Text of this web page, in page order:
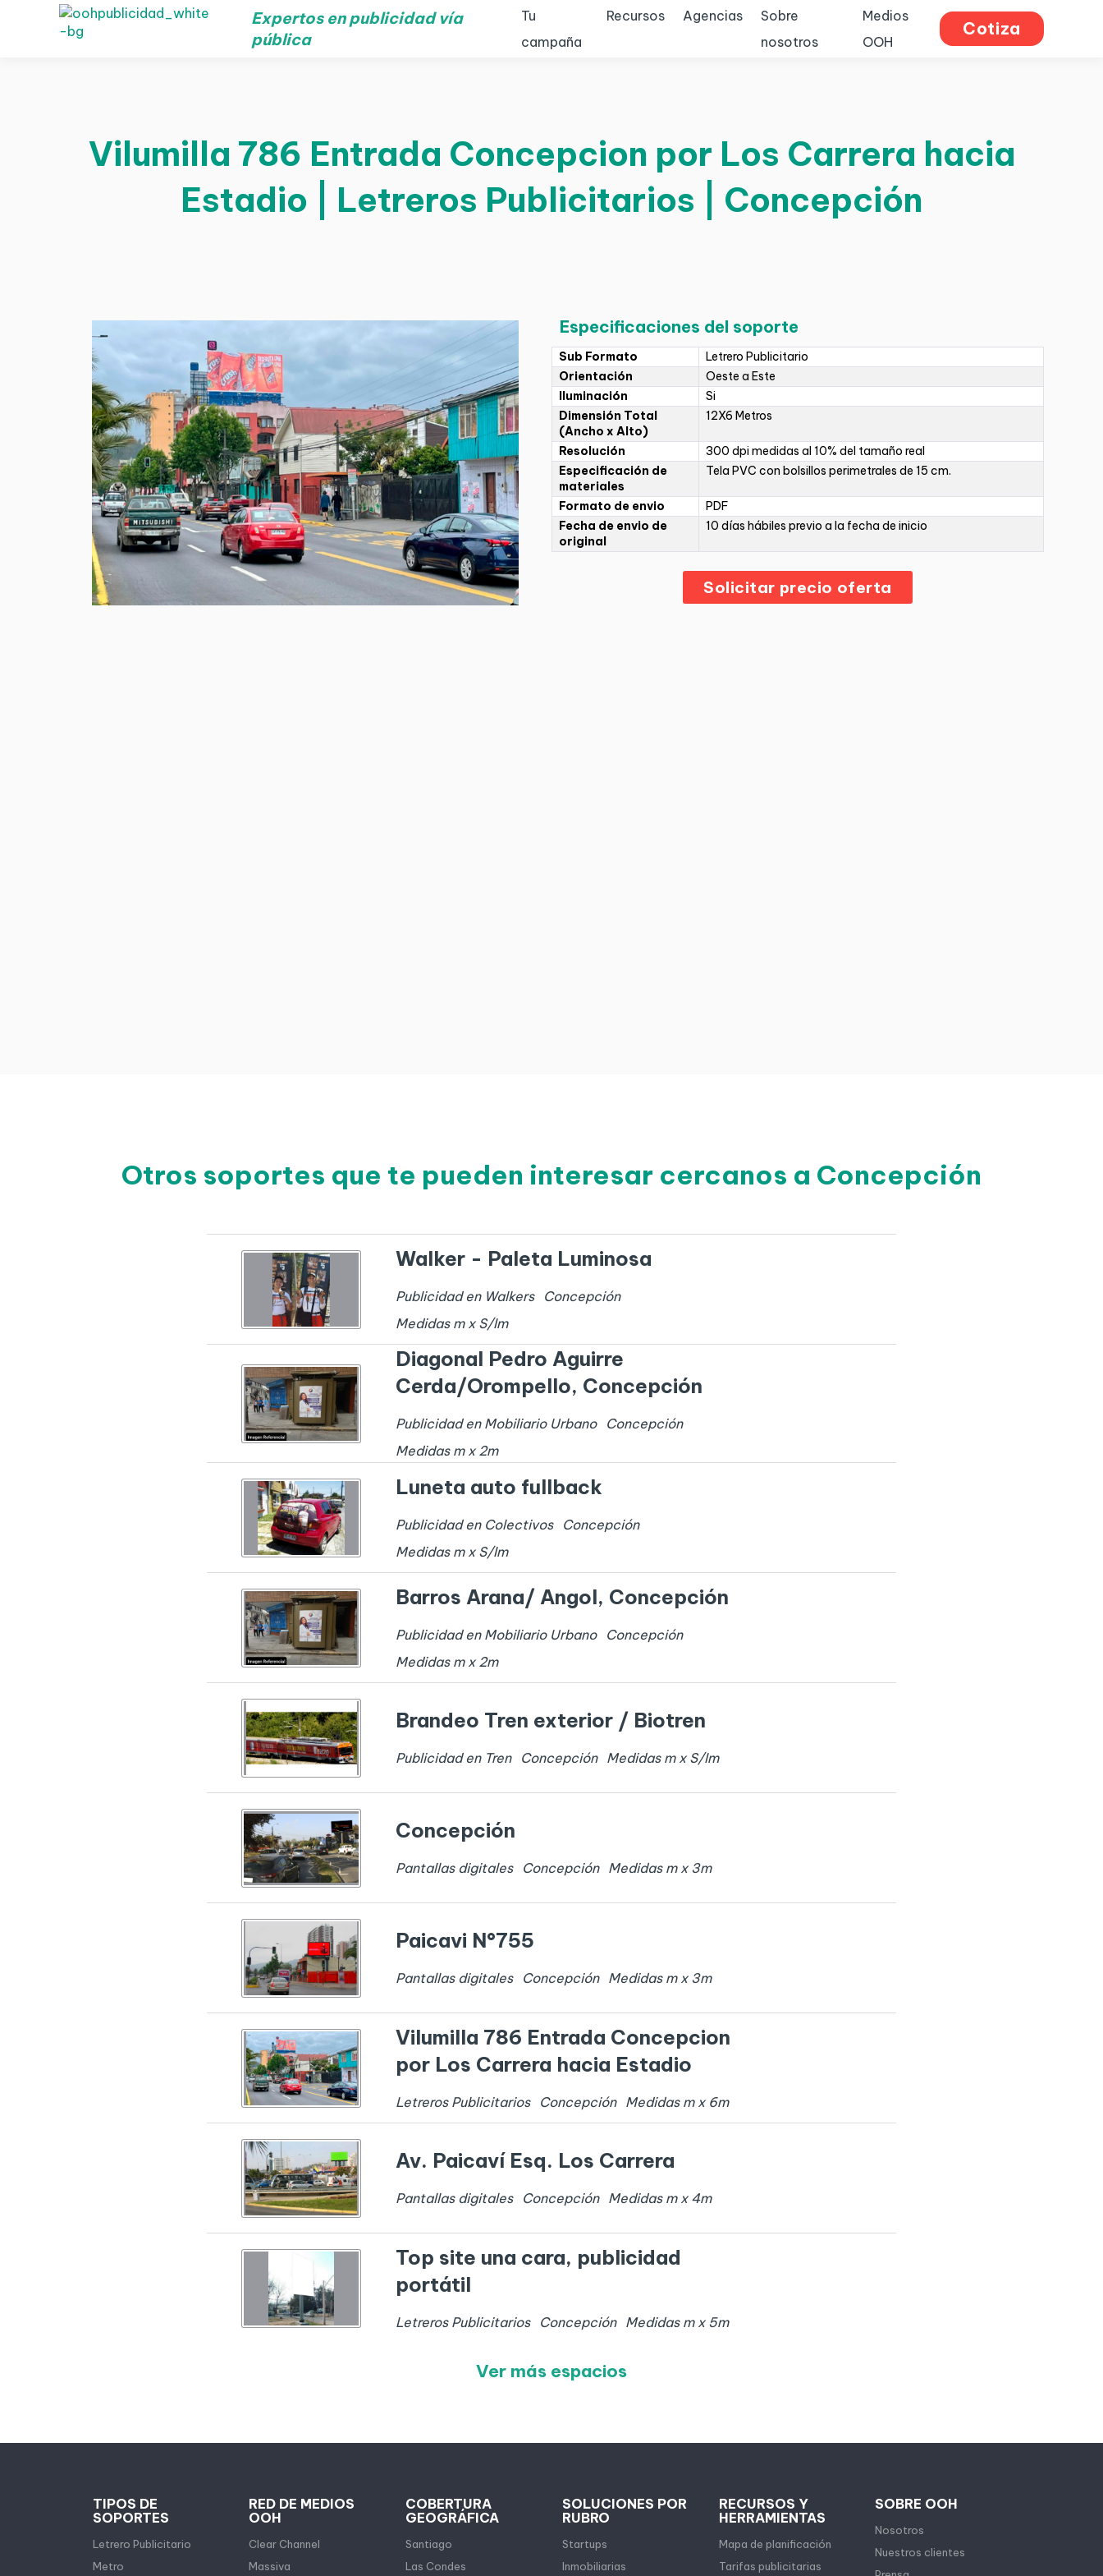
Expertos en publicidad vía
pública
Tu
campaña
Recursos Agencias
Sobre
nosotros
Medios
OOH
Cotiza
Vilumilla 786 Entrada Concepcion por Los Carrera hacia
Estadio | Letreros Publicitarios | Concepción
Especificaciones del soporte
Sub Formato
Letrero Publicitario
Orientación
Oeste a Este
Iluminación
Si
Dimensión Total
(Ancho x Alto)
12X6 Metros
Resolución
300 dpi medidas al 10% del tamaño real
Especificación de
materiales
Tela PVC con bolsillos perimetrales de 15 cm.
Formato de envio
PDF
Fecha de envio de
original
10 días hábiles previo a la fecha de inicio
Solicitar precio oferta
Otros soportes que te pueden interesar cercanos a Concepción
Walker - Paleta Luminosa
Publicidad en Walkers
Concepción
Medidas m x S/Im
Diagonal Pedro Aguirre
Cerda/Orompello, Concepción
Publicidad en Mobiliario Urbano
Concepción
Medidas m x 2m
Luneta auto fullback
Publicidad en Colectivos
Concepción
Medidas m x S/Im
Barros Arana/ Angol, Concepción
Publicidad en Mobiliario Urbano
Concepción
Medidas m x 2m
Brandeo Tren exterior / Biotren
Publicidad en Tren Concepción Medidas m x S/Im
Concepción
Pantallas digitales Concepción Medidas m x 3m
Paicavi N°755
Pantallas digitales Concepción Medidas m x 3m
Vilumilla 786 Entrada Concepcion
por Los Carrera hacia Estadio
Letreros Publicitarios Concepción Medidas m x 6m
Av. Paicaví Esq. Los Carrera
Pantallas digitales Concepción Medidas m x 4m
Top site una cara, publicidad
portátil
Letreros Publicitarios Concepción Medidas m x 5m
Ver más espacios
TIPOS DE
SOPORTES
Letrero Publicitario
Metro
RED DE MEDIOS
OOH
Clear Channel
Massiva
COBERTURA
GEOGRÁFICA
Santiago
Las Condes
SOLUCIONES POR
RUBRO
Startups
Inmobiliarias
RECURSOS Y
HERRAMIENTAS
Mapa de planificación
Tarifas publicitarias
SOBRE OOH
Nosotros
Nuestros clientes